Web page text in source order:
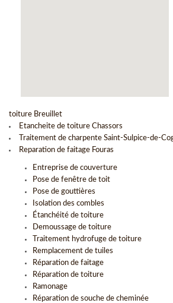
toiture Breuillet
Etancheite de toiture Chassors
Traitement de charpente Saint-Sulpice-de-
Reparation de faitage Fouras
Entreprise de couverture
Pose de fenêtre de toit
Pose de gouttières
Isolation des combles
Étanchéité de toiture
Demoussage de toiture
Traitement hydrofuge de toiture
Remplacement de tuiles
Réparation de faitage
Réparation de toiture
Ramonage
Réparation de souche de cheminée